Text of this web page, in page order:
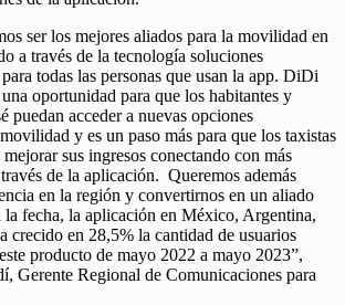
ser los mejores aliados para la movilidad en
a través de la tecnología soluciones
todas las personas que usan la app. DiDi
oportunidad para que los habitantes y
puedan acceder a nuevas opciones
y es un paso más para que los taxistas
sus ingresos conectando con más
de la aplicación. Queremos además
en la región y convertirnos en un aliado
la fecha, la aplicación en México, Argentina,
crecido en 28,5% la cantidad de usuarios
producto de mayo 2022 a mayo 2023”,
Gerente Regional de Comunicaciones para